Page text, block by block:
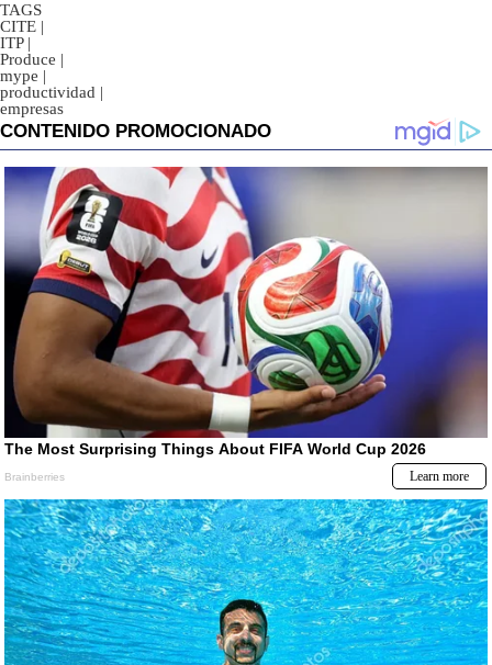
TAGS
CITE |
ITP |
Produce |
mype |
productividad |
empresas